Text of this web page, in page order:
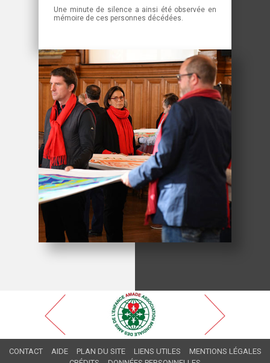
Une minute de silence a ainsi été observée en
mémoire de ces personnes décédées.
CONTACT AIDE PLAN DU SITE LIENS UTILES
MENTIONS LÉGALES